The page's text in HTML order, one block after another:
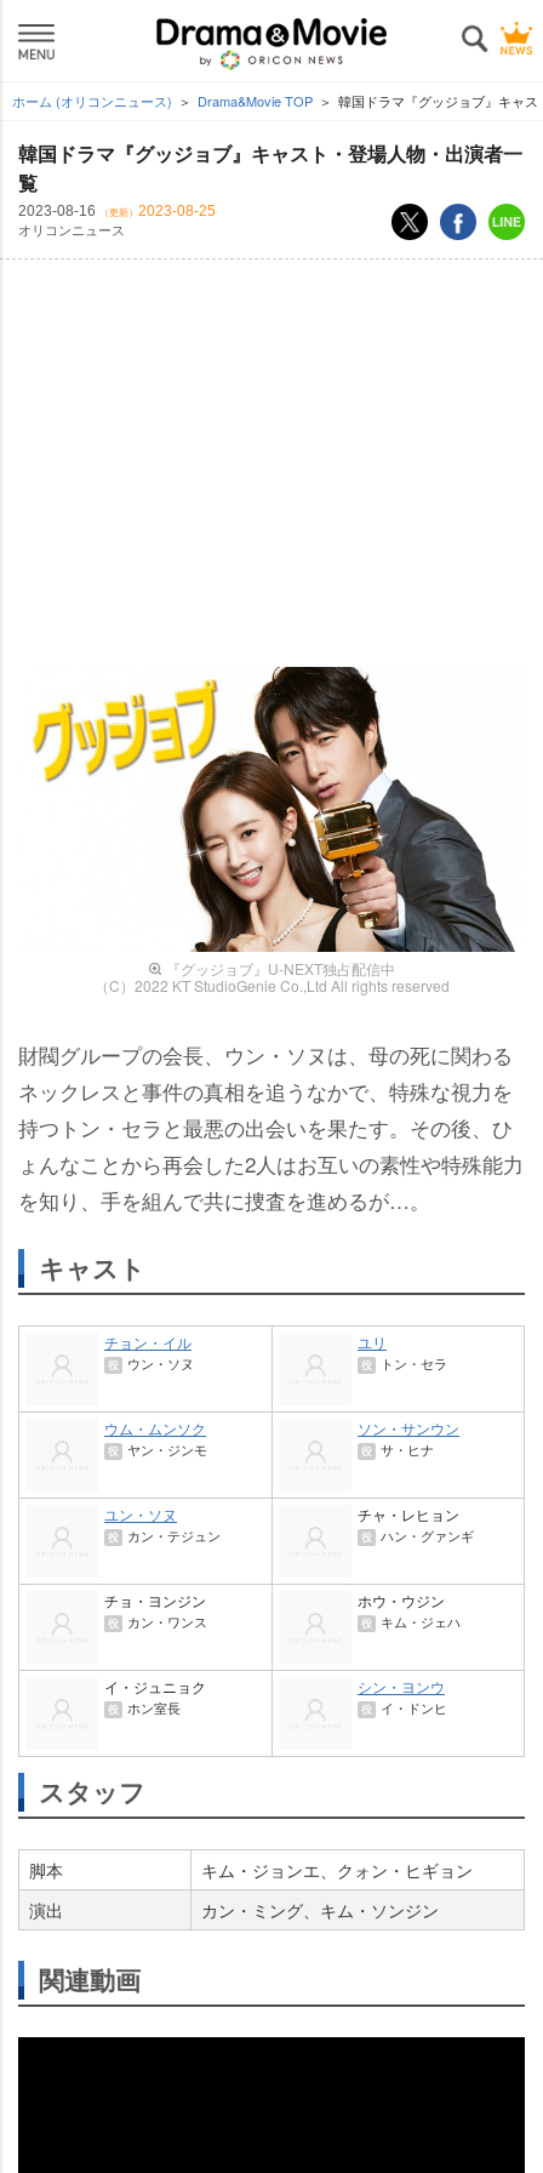
ホーム (オリコンニュース) Drama&Movie TOP 韓国ドラマ『グッジョブ』キャ
韓国ドラマ『グッジョブ』キャスト・登場人物・出演者一
覧
2023-08-16 （更新） 2023-08-25
オリコンニュース
『グッジョブ』U-NEXT独占配信中
（C）2022 KT StudioGenie Co.,Ltd All rights reserved
財閥グループの会長、ウン・ソヌは、母の死に関わる
ネックレスと事件の真相を追うなかで、特殊な視力を
持つトン・セラと最悪の出会いを果たす。その後、ひ
ょんなことから再会した2人はお互いの素性や特殊能力
を知り、手を組んで共に捜査を進めるが…。
キャスト
チョン・イル
役 ウン・ソヌ
ユリ
役 トン・セラ
ウム・ムンソク
役 ヤン・ジンモ
ソン・サンウン
役 サ・ヒナ
ユン・ソヌ
役 カン・テジュン
チャ・レヒョン
役 ハン・グァンギ
チョ・ヨンジン
役 カン・ワンス
ホウ・ウジン
役 キム・ジェハ
イ・ジュニョク
役 ホン室長
シン・ヨンウ
役 イ・ドンヒ
スタッフ
脚本
キム・ジョンエ、クォン・ヒギョン
演出
カン・ミング、キム・ソンジン
関連動画